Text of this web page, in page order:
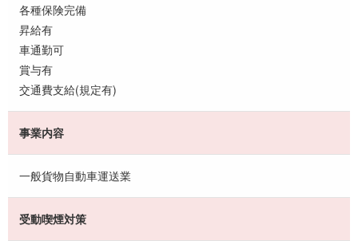
各種保険完備
昇給有
車通勤可
賞与有
交通費支給(規定有)
事業内容
一般貨物自動車運送業
受動喫煙対策